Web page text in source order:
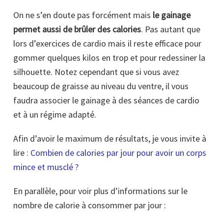
On ne s’en doute pas forcément mais le gainage
permet aussi de brûler des calories. Pas autant que
lors d’exercices de cardio mais il reste efficace pour
gommer quelques kilos en trop et pour redessiner la
silhouette. Notez cependant que si vous avez
beaucoup de graisse au niveau du ventre, il vous
faudra associer le gainage à des séances de cardio
et à un régime adapté.
Afin d’avoir le maximum de résultats, je vous invite à
lire : Combien de calories par jour pour avoir un corps
mince et musclé ?
En parallèle, pour voir plus d’informations sur le
nombre de calorie à consommer par jour :